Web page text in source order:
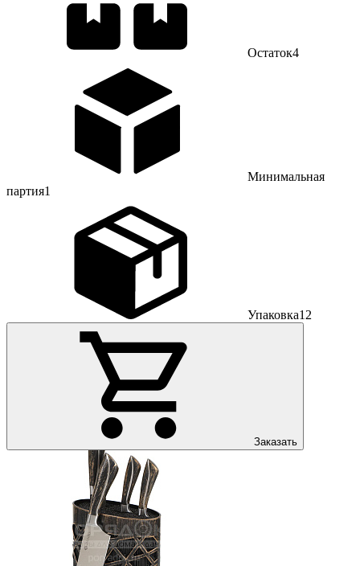
Остаток4
Минимальная
партия1
Упаковка12
Заказать